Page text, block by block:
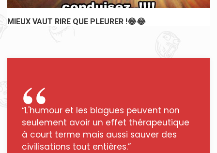
MIEUX VAUT RIRE QUE PLEURER !😂😂
“L'humour et les blagues peuvent non
seulement avoir un effet thérapeutique
à court terme mais aussi sauver des
civilisations tout entières.”